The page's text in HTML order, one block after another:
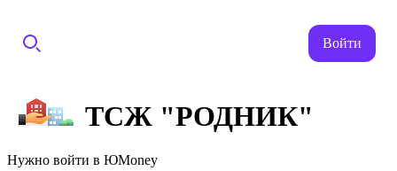
Войти
ТСЖ "РОДНИК"
Нужно войти в ЮMoney